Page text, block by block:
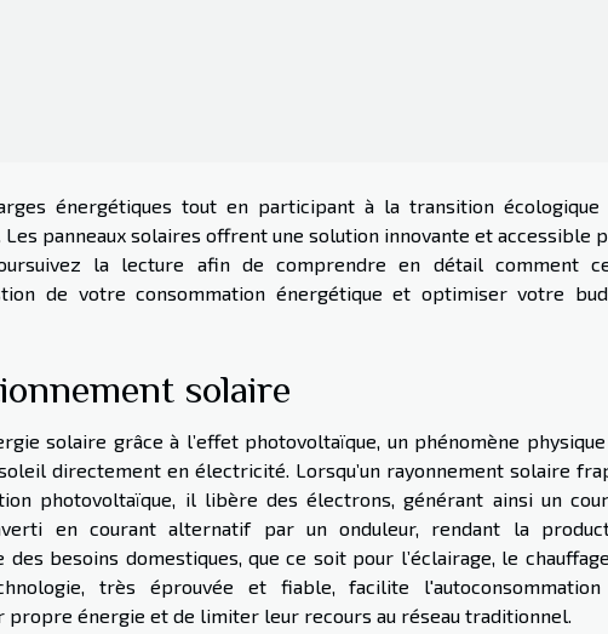
énergétiques tout en participant à la transition écologique
Les panneaux solaires offrent une solution innovante et accessible
la lecture afin de comprendre en détail comment
de votre consommation énergétique et optimiser votre
solaire
solaire grâce à l’effet photovoltaïque, un phénomène
directement en électricité. Lorsqu’un rayonnement solaire
photovoltaïque, il libère des électrons, générant ainsi un
en courant alternatif par un onduleur, rendant la
besoins domestiques, que ce soit pour l’éclairage, le
très éprouvée et fiable, facilite
énergie et de limiter leur recours au réseau traditionnel.